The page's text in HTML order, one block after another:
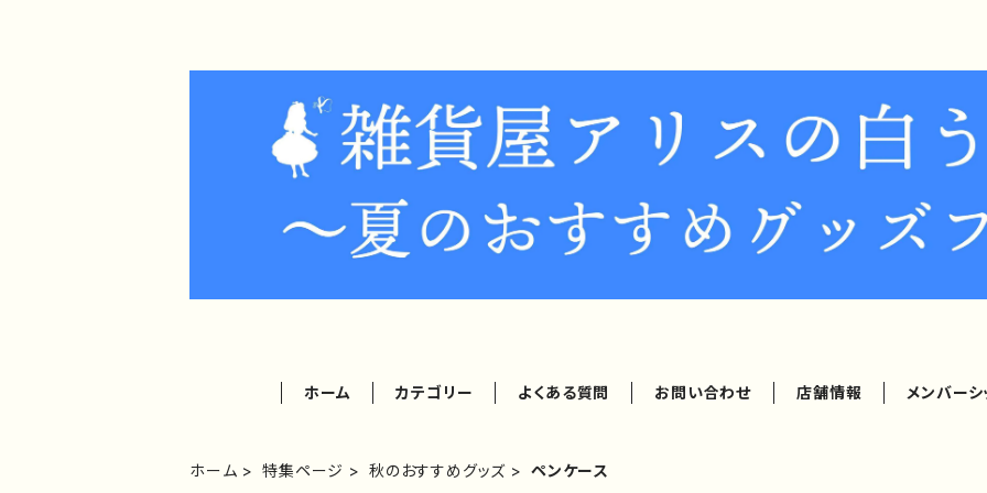
ホーム カテゴリー よくある質問 お問い合わせ 店舗情報 メンバーシ
ホーム 特集ページ 秋のおすすめグッズ ペンケース